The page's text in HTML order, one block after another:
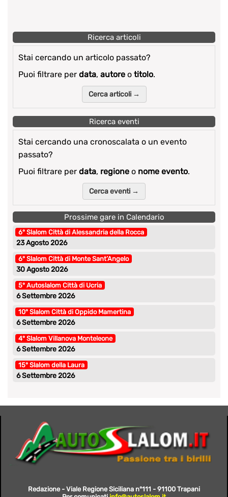
Ricerca articoli
Stai cercando un articolo passato?
Puoi filtrare per data, autore o titolo.
Cerca articoli →
Ricerca eventi
Stai cercando una cronoscalata o un evento
passato?
Puoi filtrare per data, regione o nome evento.
Cerca eventi →
Prossime gare in Calendario
6° Slalom Città di Alessandria della Rocca
23 Agosto 2026
6° Slalom Città di Monte Sant’Angelo
30 Agosto 2026
5° Autoslalom Città di Ucria
6 Settembre 2026
10° Slalom Città di Oppido Mamertina
6 Settembre 2026
4° Slalom Villanova Monteleone
6 Settembre 2026
15° Slalom della Laura
6 Settembre 2026
Redazione - Viale Regione Siciliana n°111 - 91100 Trapani